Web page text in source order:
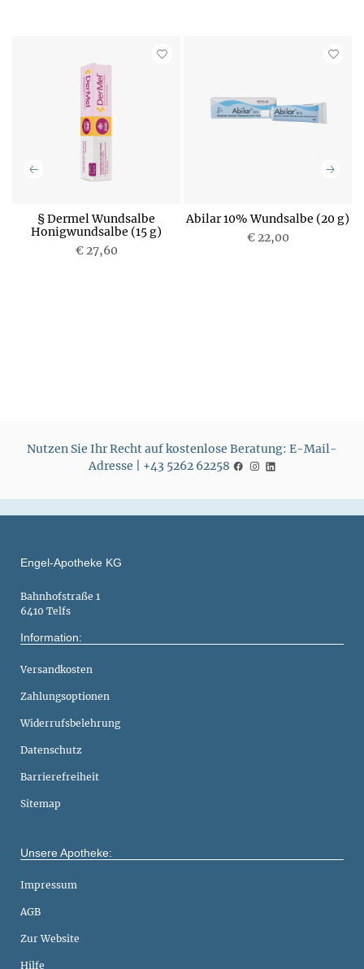
§ Dermel Wundsalbe
Honigwundsalbe (15 g)
€ 27,60
Abilar 10% Wundsalbe (20 g)
€ 22,00
P
Nutzen Sie Ihr Recht auf kostenlose Beratung: E-Mail-
Adresse | +43 5262 62258
Engel-Apotheke KG
Bahnhofstraße 1
6410 Telfs
Information:
Versandkosten
Zahlungsoptionen
Widerrufsbelehrung
Datenschutz
Barrierefreiheit
Sitemap
Unsere Apotheke:
Impressum
AGB
Zur Website
Hilfe